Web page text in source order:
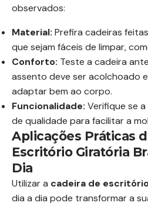
observados:
Material: Prefira cadeiras
que sejam fáceis de limpar,
Conforto: Teste a cadeira
assento deve ser acolchoado
adaptar bem ao corpo.
Funcionalidade: Verifique se
de qualidade para facilitar a
Aplicações Práticas
Escritório Giratória
Dia
Utilizar a cadeira de
dia a dia pode transformar a